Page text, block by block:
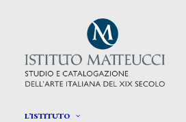
L’ISTITUTO